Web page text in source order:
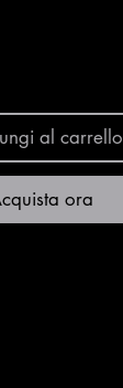
al carrello
ora